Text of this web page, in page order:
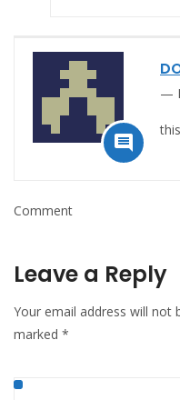

Comment
Leave a Reply
Your email address will not
marked *